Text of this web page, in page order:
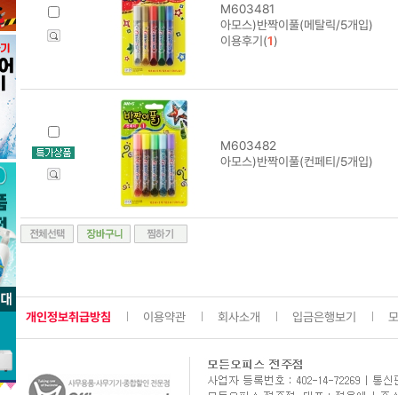
M603481
아모스)반짝이풀(메탈릭/5개입)
이용후기(1)
M603482
아모스)반짝이풀(컨페티/5개입)
개인정보취급방침 이용약관 회사소개 입금은행보기